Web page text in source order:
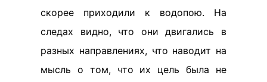
скорее приходили к водопою. На
следах видно, что они двигались в
разных направлениях, что наводит на
мысль о том, что их цель была не